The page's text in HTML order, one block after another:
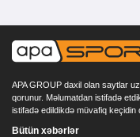
APA GROUP daxil olan saytlar
qorunur. Məlumatdan istifadə
istifadə edildikdə müvafiq keçidin
Bütün xəbərlər